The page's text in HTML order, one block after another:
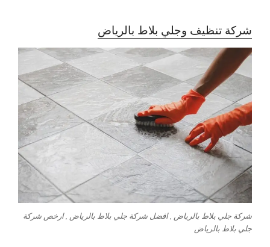
شركة تنظيف وجلي بلاط بالرياض
شركة جلي بلاط بالرياض , افضل شركة جلي بلاط بالرياض , ارخص شركة
جلي بلاط بالرياض